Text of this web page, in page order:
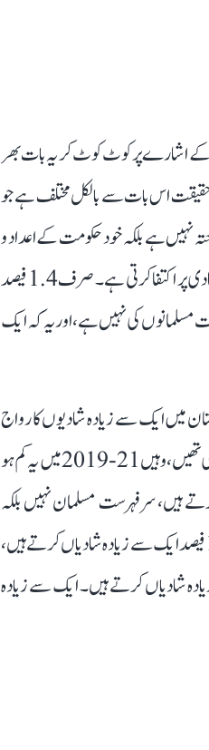
کے اشارے پر کوٹ کوٹ کر یہ بات بھر
اس کی حقیقت اس بات سے بالکل مختلف ہے جو
نہیں ہے بلکہ خود حکومت کے اعداد و
شمار ہی یہ کہتے ہیں۔ سرکاری اعداد و شمار کہتے ہیں کہ ملک کی 98.6 فیصد آبادی ایک ہی شادی پر اکتفا کرتی ہے۔ صرف 1.4 فیصد
ان 1.4 فیصد لوگوں میں بھی اکثریت مسلمانوں کی نہیں ہے، اور یہ کہ ایک
کے مطابق ہندوستان میں ایک سے زیادہ شادیوں کا رواج
لگاتار ختم ہو رہا ہے۔ 06-2005 میں جہاں 1.9 فیصد افراد نے ایک سے زیادہ شادیاں کی تھیں، وہیں 21-2019 میں یہ کم ہو
کرتے ہیں، سرفہرست مسلمان نہیں بلکہ
عیسائی ہیں۔ 2.1 فیصد عیسائی ایک سے زیادہ شادیاں کرتے ہیں، جبکہ مسلمان صرف 1.9 فیصد ایک سے زیادہ شادیاں کرتے ہیں،
مسلمانوں سے بس کچھ ہی پیچھے ہیں یعنی 1.3 فیصد ہندو بھی 2 سے زیادہ شادیاں کرتے ہیں۔ ایک سے زیادہ